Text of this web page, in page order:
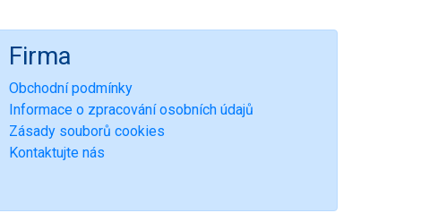
Firma
Obchodní podmínky
Informace o zpracování osobních údajů
Zásady souborů cookies
Kontaktujte nás